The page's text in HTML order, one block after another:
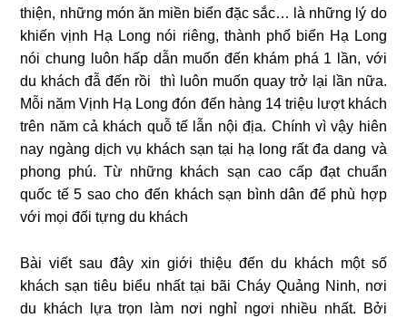
thiện, những món ăn miền biển đặc sắc… là những lý do
khiến vịnh Hạ Long nói riêng, thành phố biển Hạ Long
nói chung luôn hấp dẫn muốn đến khám phá 1 lần, với
du khách đẫ đến rồi thì luôn muốn quay trở lại lần nữa.
Mỗi năm Vịnh Hạ Long đón đến hàng 14 triệu lượt khách
trên năm cả khách quỗ tế lẫn nội địa. Chính vì vậy hiên
nay ngàng dịch vụ khách sạn tại hạ long rất đa dang và
phong phú. Từ những khách sạn cao cấp đạt chuẩn
quốc tế 5 sao cho đến khách sạn bình dân để phù hợp
với mọi đối tựng du khách
Bài viết sau đây xin giới thiệu đến du khách một số
khách sạn tiêu biểu nhất tại bãi Cháy Quảng Ninh, nơi
du khách lựa trọn làm nơi nghỉ ngơi nhiều nhất. Bởi